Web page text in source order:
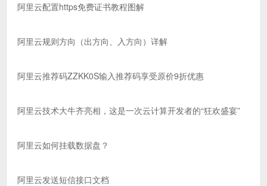
阿里云配置https免费证书教程图解
阿里云规则方向（出方向、入方向）详解
阿里云推荐码ZZKK0S输入推荐码享受原价9折优惠
阿里云技术大牛齐亮相，这是一次云计算开发者的“狂欢盛宴”
阿里云如何挂载数据盘？
阿里云发送短信接口文档